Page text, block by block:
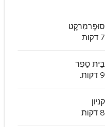
סוּפֶּרמַרקֶט
7 דקות
בֵּית סֵפֶר
9 דקות.
קניון
8 דקות